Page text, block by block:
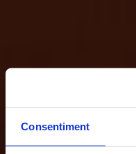
Consentiment